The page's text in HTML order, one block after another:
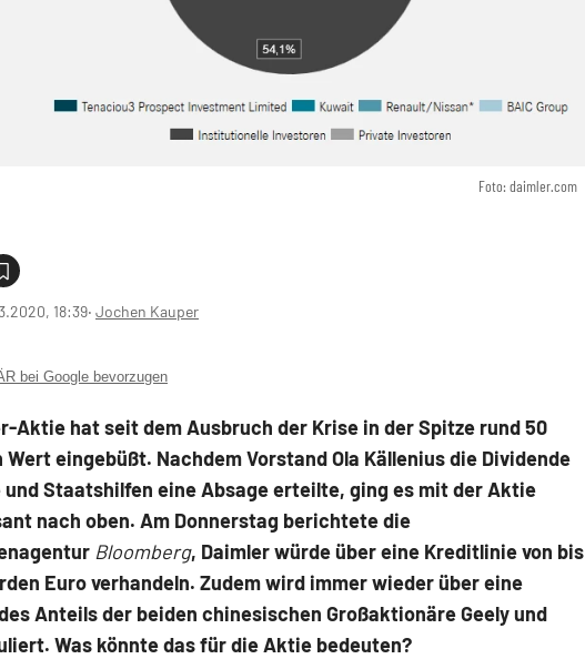
Foto: daimler.com
18:39‧ Jochen Kauper
bei Google bevorzugen
Aktie hat seit dem Ausbruch der Krise in der Spitze rund 50
Wert eingebüßt. Nachdem Vorstand Ola Källenius die Dividende
Staatshilfen eine Absage erteilte, ging es mit der Aktie
nach oben. Am Donnerstag berichtete die
Bloomberg, Daimler würde über eine Kreditlinie von bis
Euro verhandeln. Zudem wird immer wieder über eine
Anteils der beiden chinesischen Großaktionäre Geely und
Was könnte das für die Aktie bedeuten?